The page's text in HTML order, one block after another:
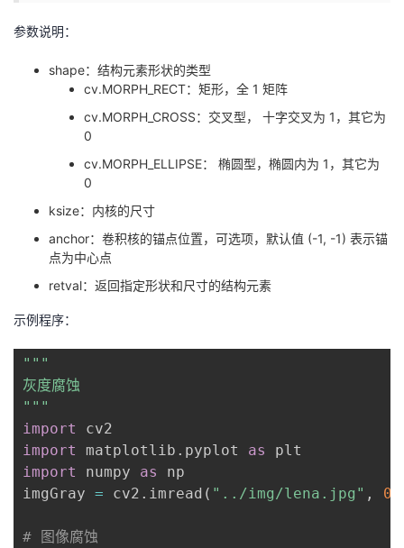
参数说明：
shape：结构元素形状的类型
cv.MORPH_RECT：矩形，全 1 矩阵
cv.MORPH_CROSS：交叉型， 十字交叉为 1，其它为
0
cv.MORPH_ELLIPSE： 椭圆型，椭圆内为 1，其它为
0
ksize：内核的尺寸
anchor：卷积核的锚点位置，可选项，默认值 (-1, -1) 表示锚
点为中心点
retval：返回指定形状和尺寸的结构元素
示例程序：
"""
灰度腐蚀
"""
import
import
matplotlib . pyplot as
import
numpy as
np
imgGray = cv2 . imread ( "../img/lena.jpg" , 0
# 图像腐蚀